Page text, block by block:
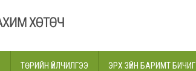
ТӨРИЙН ҮЙЛЧИЛГЭЭ ЭРХ ЗҮЙН БАРИМТ БИЧИГ